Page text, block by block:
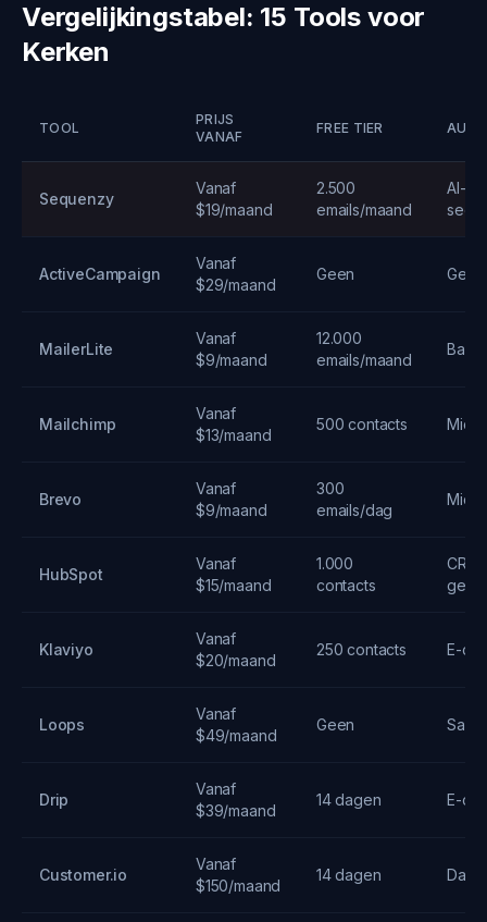
Vergelijkingstabel: 15 Tools voor
Kerken
TOOL
PRIJS
VANAF
FREE TIER
Sequenzy
Vanaf
$19/maand
2.500
emails/maand
AI-
ActiveCampaign
Vanaf
$29/maand
Geen
MailerLite
Vanaf
$9/maand
12.000
emails/maand
Basis
Mailchimp
Vanaf
$13/maand
500 contacts
Brevo
Vanaf
$9/maand
300
emails/dag
HubSpot
Vanaf
$15/maand
1.000
contacts
CRM-
Klaviyo
Vanaf
$20/maand
250 contacts E-
Loops
Vanaf
$49/maand
Geen
Drip
Vanaf
$39/maand
14 dagen E-
Customer.io
Vanaf
$150/maand
14 dagen